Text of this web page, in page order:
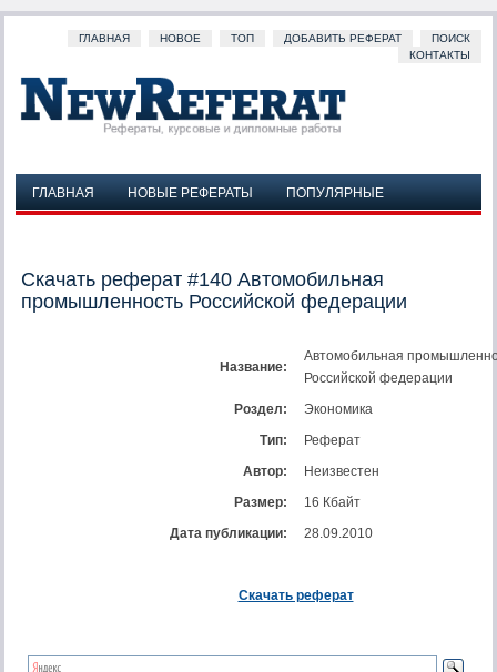
ГЛАВНАЯ НОВОЕ ТОП ДОБАВИТЬ РЕФЕРАТ
ПОИСК
КОНТАКТЫ
ГЛАВНАЯ НОВЫЕ РЕФЕРАТЫ
ПОПУЛЯРНЫЕ
Скачать реферат #140 Автомобильная
промышленность Российской федерации
Название:
Автомобильная
Российской федерации
Роздел:
Экономика
Тип:
Реферат
Автор:
Неизвестен
Размер:
16 Кбайт
Дата публикации:
28.09.2010
Скачать реферат